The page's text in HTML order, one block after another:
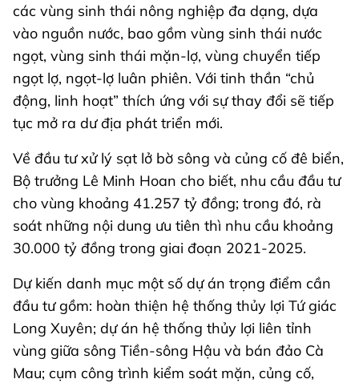
các vùng sinh thái nông nghiệp đa dạng, dựa
vào nguồn nước, bao gồm vùng sinh thái nước
ngọt, vùng sinh thái mặn-lợ, vùng chuyển tiếp
ngọt lợ, ngọt-lợ luân phiên. Với tinh thần “chủ
động, linh hoạt” thích ứng với sự thay đổi sẽ tiếp
tục mở ra dư địa phát triển mới.
Về đầu tư xử lý sạt lở bờ sông và củng cố đê biển,
Bộ trưởng Lê Minh Hoan cho biết, nhu cầu đầu tư
cho vùng khoảng 41.257 tỷ đồng; trong đó, rà
soát những nội dung ưu tiên thì nhu cầu khoảng
30.000 tỷ đồng trong giai đoạn 2021-2025.
Dự kiến danh mục một số dự án trọng điểm cần
đầu tư gồm: hoàn thiện hệ thống thủy lợi Tứ giác
Long Xuyên; dự án hệ thống thủy lợi liên tỉnh
vùng giữa sông Tiền-sông Hậu và bán đảo Cà
Mau; cụm công trình kiểm soát mặn, củng cố,